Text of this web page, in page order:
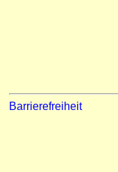
Barrierefreiheit